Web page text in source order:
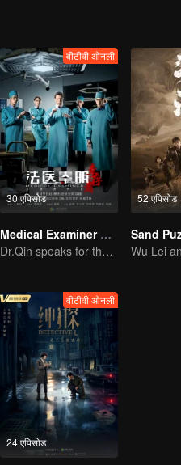
30 एपिसोड
वीटीवी ओनली
Medical Examiner Dr. Qin:The Survivor
Dr.Qin speaks for the dead.
52 एपिसोड
Sand
24 एपिसोड
वीटीवी ओनली